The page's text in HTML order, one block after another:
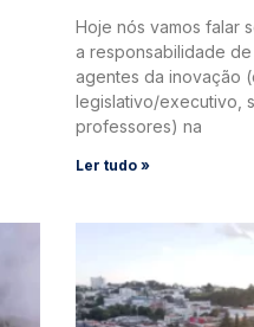
Hoje nós vamos falar
a responsabilidade
agentes da inovação
legislativo/executivo,
professores) na
Ler tudo »